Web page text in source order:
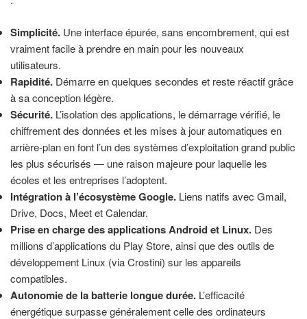
Simplicité. Une interface épurée, sans encombrement, qui est
vraiment facile à prendre en main pour les nouveaux
utilisateurs.
Rapidité. Démarre en quelques secondes et reste réactif grâce
à sa conception légère.
Sécurité. L’isolation des applications, le démarrage vérifié, le
chiffrement des données et les mises à jour automatiques en
arrière-plan en font l’un des systèmes d’exploitation grand public
les plus sécurisés — une raison majeure pour laquelle les
écoles et les entreprises l’adoptent.
Intégration à l’écosystème Google. Liens natifs avec Gmail,
Drive, Docs, Meet et Calendar.
Prise en charge des applications Android et Linux. Des
millions d’applications du Play Store, ainsi que des outils de
développement Linux (via Crostini) sur les appareils
compatibles.
Autonomie de la batterie longue durée. L’efficacité
énergétique surpasse généralement celle des ordinateurs